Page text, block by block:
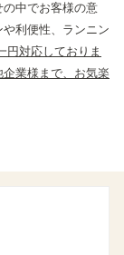
中でお客様の意
利便性、ランニン
円対応しておりま
業様まで、お気楽